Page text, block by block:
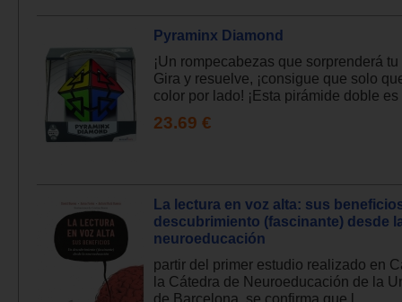
Pyraminx Diamond
¡Un rompecabezas que sorprenderá tu
Gira y resuelve, ¡consigue que solo
color por lado! ¡Esta pirámide doble es
23.69 €
La lectura en voz alta: sus
descubrimiento (fascinante) desde
neuroeducación
partir del primer estudio realizado en
la Cátedra de Neuroeducación de la
de Barcelona, se confirma que l...